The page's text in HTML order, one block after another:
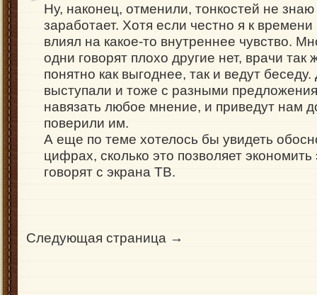
Ну, наконец, отменили, тонкостей не знаю
заработает. Хотя если честно я к
влиял на какое-то внутреннее чувство.
одни говорят плохо другие нет, врачи
понятно как выгоднее, так и ведут
выступали и тоже с разными
навязать любое мнение, и приведут нам
поверили им.
А еще по теме хотелось бы увидеть
цифрах, сколько это позволяет экономить
говорят с экрана ТВ.
Следующая страница →